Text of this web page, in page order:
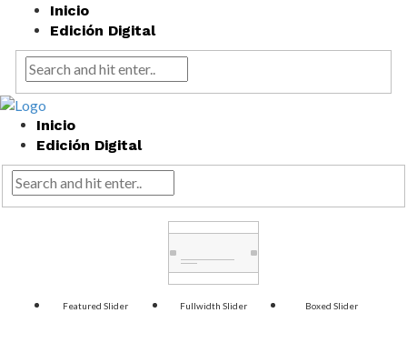
Inicio
Edición Digital
Inicio
Edición Digital
Featured Slider Fullwidth Slider Boxed Slider